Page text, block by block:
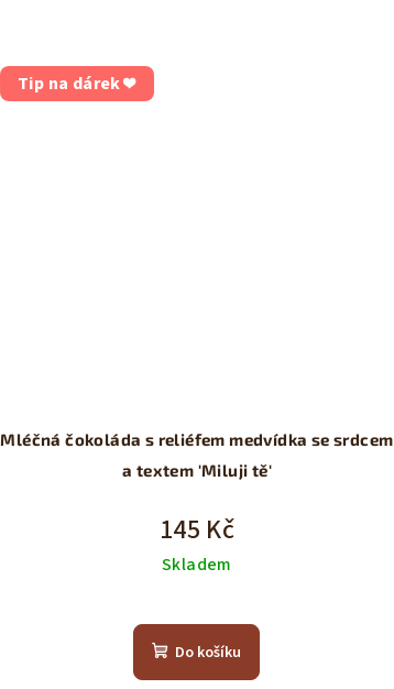
Tip na dárek ❤️
Mléčná čokoláda s reliéfem medvídka se srdcem
a textem 'Miluji tě'
145 Kč
Skladem
Do košíku